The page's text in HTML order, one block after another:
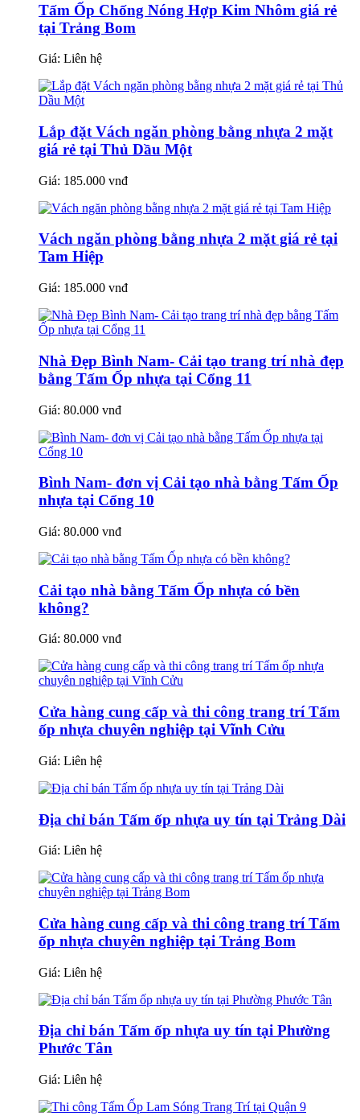
Tấm Ốp Chống Nóng Hợp Kim Nhôm giá rẻ
tại Trảng Bom
Giá: Liên hệ
Lắp đặt Vách ngăn phòng bằng nhựa 2 mặt
giá rẻ tại Thủ Dầu Một
Giá: 185.000 vnđ
Vách ngăn phòng bằng nhựa 2 mặt giá rẻ tại
Tam Hiệp
Giá: 185.000 vnđ
Nhà Đẹp Bình Nam- Cải tạo trang trí nhà đẹp
bằng Tấm Ốp nhựa tại Cổng 11
Giá: 80.000 vnđ
Bình Nam- đơn vị Cải tạo nhà bằng Tấm Ốp
nhựa tại Cổng 10
Giá: 80.000 vnđ
Cải tạo nhà bằng Tấm Ốp nhựa có bền
không?
Giá: 80.000 vnđ
Cửa hàng cung cấp và thi công trang trí Tấm
ốp nhựa chuyên nghiệp tại Vĩnh Cửu
Giá: Liên hệ
Địa chỉ bán Tấm ốp nhựa uy tín tại Trảng Dài
Giá: Liên hệ
Cửa hàng cung cấp và thi công trang trí Tấm
ốp nhựa chuyên nghiệp tại Trảng Bom
Giá: Liên hệ
Địa chỉ bán Tấm ốp nhựa uy tín tại Phường
Phước Tân
Giá: Liên hệ